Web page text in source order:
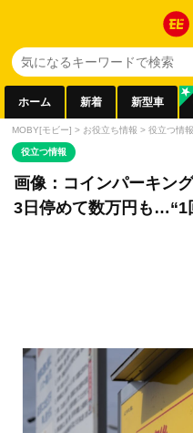
ホーム 新着 新型車
MOBY[モビー] > お役立ち情報 > 役立つ情報
役立つ情報
画像：コインパーキン
3日停めて数万円も…“1